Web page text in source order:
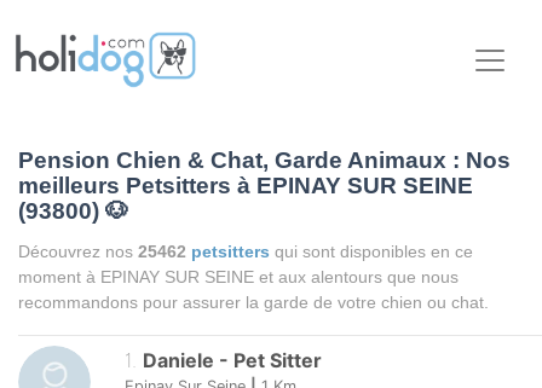
Pension Chien & Chat, Garde Animaux : Nos
meilleurs Petsitters à EPINAY SUR SEINE
(93800) 🐶
Découvrez nos 25462 petsitters qui sont disponibles en ce
moment à EPINAY SUR SEINE et aux alentours que nous
recommandons pour assurer la garde de votre chien ou chat.
1. Daniele - Pet Sitter